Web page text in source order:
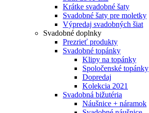
Krátke svadobné šaty
Svadobné šaty pre moletky
Výpredaj svadobných šiat
Svadobné doplnky
Prezrieť produkty
Svadobné topánky
Klipy na topánky
Spoločenské topánky
Dopredaj
Kolekcia 2021
Svadobná bižutéria
Náušnice + náramok